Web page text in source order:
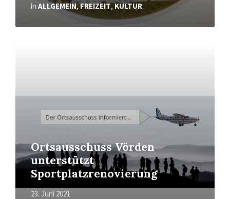
in ALLGEMEIN,FREIZEIT,KULTUR
Ortsausschuss Vörden
unterstützt
Sportplatzrenovierung
23. Juni 2021